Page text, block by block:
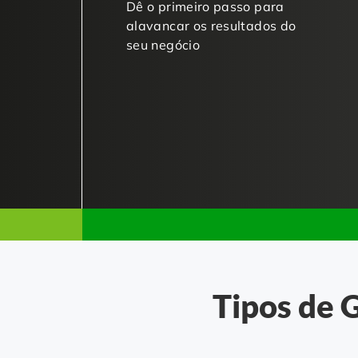
Dê o primeiro passo para
alavancar os resultados do
seu negócio
Tipos de